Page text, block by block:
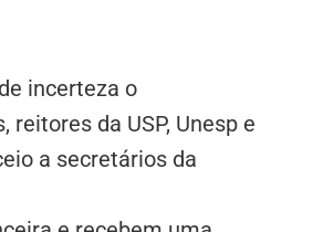
incerteza o
da USP, Unesp e
a secretários da